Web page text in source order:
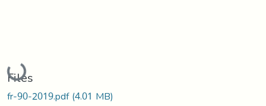
Loading...
Files
fr-90-2019.pdf(4.01 MB)